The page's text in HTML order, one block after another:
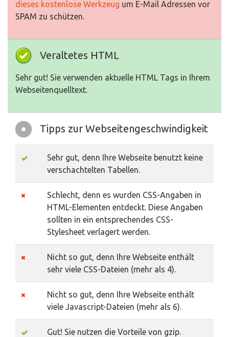
dieses kostenlose Werkzeug um E-Mail Adressen vor
SPAM zu schützen.
Veraltetes HTML
Sehr gut! Sie verwenden aktuelle HTML Tags in Ihrem
Webseitenquelltext.
Tipps zur Webseitengeschwindigkeit
Sehr gut, denn Ihre Webseite benutzt keine
verschachtelten Tabellen.
Schlecht, denn es wurden CSS-Angaben in
HTML-Elementen entdeckt. Diese Angaben
sollten in ein entsprechendes CSS-
Stylesheet verlagert werden.
Nicht so gut, denn Ihre Webseite enthält
sehr viele CSS-Dateien (mehr als 4).
Nicht so gut, denn Ihre Webseite enthält
viele Javascript-Dateien (mehr als 6).
Gut! Sie nutzen die Vorteile von gzip.